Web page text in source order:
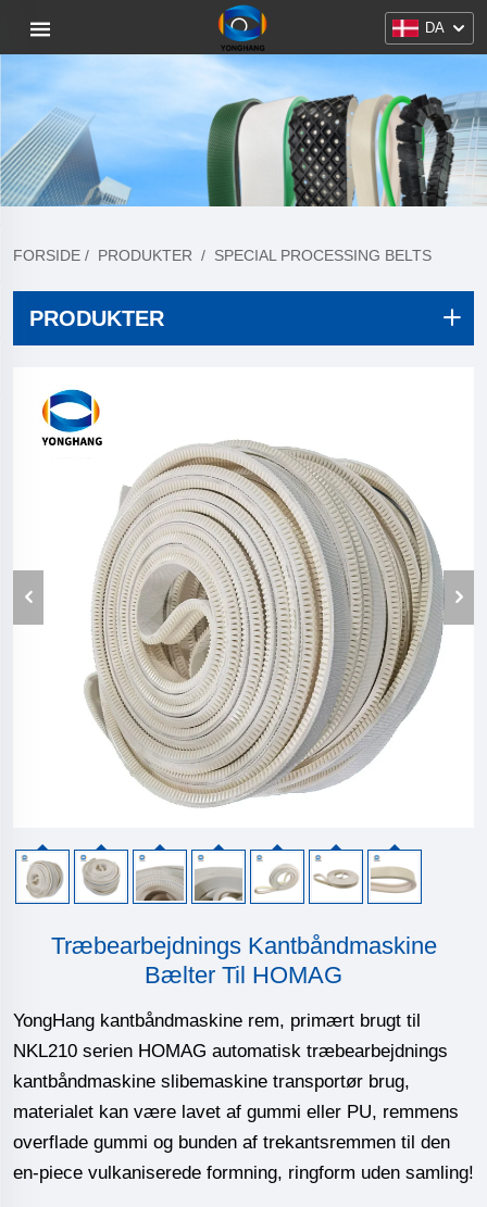
DA
FORSIDE / PRODUKTER / SPECIAL PROCESSING BELTS
PRODUKTER
Træbearbejdnings Kantbåndmaskine
Bælter Til HOMAG
YongHang kantbåndmaskine rem, primært brugt til
NKL210 serien HOMAG automatisk træbearbejdnings
kantbåndmaskine slibemaskine transportør brug,
materialet kan være lavet af gummi eller PU, remmens
overflade gummi og bunden af trekantsremmen til den
en-piece vulkaniserede formning, ringform uden samling!